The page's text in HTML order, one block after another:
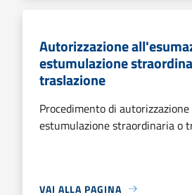
Autorizzazione
estumulazione
traslazione
Procedimento di
estumulazione straordinaria o
VAI ALLA PAGINA